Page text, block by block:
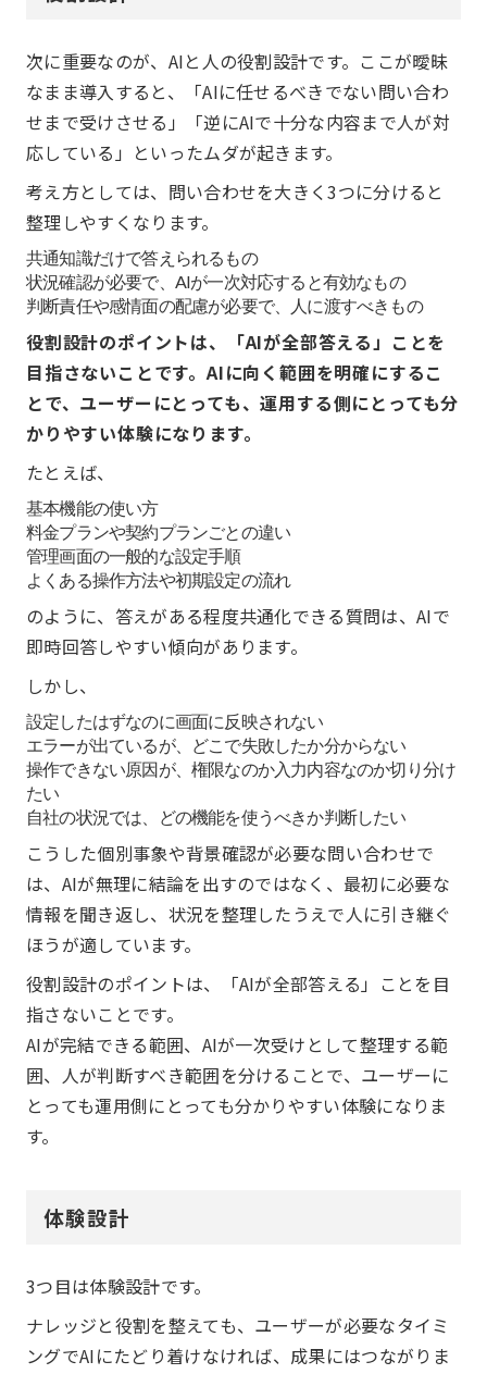
次に重要なのが、AIと人の役割設計です。ここが曖昧
なまま導入すると、「AIに任せるべきでない問い合わ
せまで受けさせる」「逆にAIで十分な内容まで人が対
応している」といったムダが起きます。
考え方としては、問い合わせを大きく3つに分けると
整理しやすくなります。
共通知識だけで答えられるもの
状況確認が必要で、AIが一次対応すると有効なもの
判断責任や感情面の配慮が必要で、人に渡すべきもの
役割設計のポイントは、「AIが全部答える」ことを
目指さないことです。AIに向く範囲を明確にするこ
とで、ユーザーにとっても、運用する側にとっても分
かりやすい体験になります。
たとえば、
基本機能の使い方
料金プランや契約プランごとの違い
管理画面の一般的な設定手順
よくある操作方法や初期設定の流れ
のように、答えがある程度共通化できる質問は、AIで
即時回答しやすい傾向があります。
しかし、
設定したはずなのに画面に反映されない
エラーが出ているが、どこで失敗したか分からない
操作できない原因が、権限なのか入力内容なのか切り分け
たい
自社の状況では、どの機能を使うべきか判断したい
こうした個別事象や背景確認が必要な問い合わせで
は、AIが無理に結論を出すのではなく、最初に必要な
情報を聞き返し、状況を整理したうえで人に引き継ぐ
ほうが適しています。
役割設計のポイントは、「AIが全部答える」ことを目
指さないことです。
AIが完結できる範囲、AIが一次受けとして整理する範
囲、人が判断すべき範囲を分けることで、ユーザーに
とっても運用側にとっても分かりやすい体験になりま
す。
体験設計
3つ目は体験設計です。
ナレッジと役割を整えても、ユーザーが必要なタイミ
ングでAIにたどり着けなければ、成果にはつながりま